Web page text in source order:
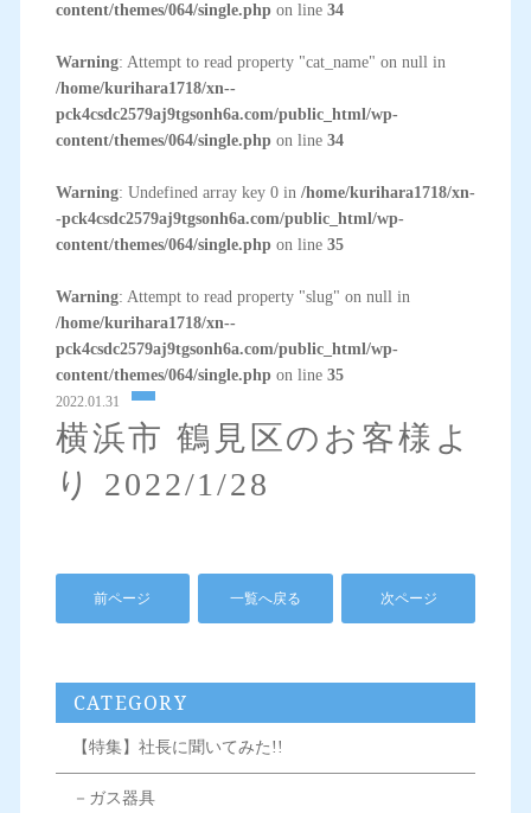
content/themes/064/single.phpon line 34
Warning: Attempt to read property "cat_name" on null in
/home/kurihara1718/xn--
pck4csdc2579aj9tgsonh6a.com/public_html/wp-
content/themes/064/single.phpon line 34
Warning: Undefined array key 0 in /home/kurihara1718/xn-
-pck4csdc2579aj9tgsonh6a.com/public_html/wp-
content/themes/064/single.phpon line 35
Warning: Attempt to read property "slug" on null in
/home/kurihara1718/xn--
pck4csdc2579aj9tgsonh6a.com/public_html/wp-
content/themes/064/single.phpon line 35
2022.01.31
横浜市 鶴見区のお客様よ
り 2022/1/28
前ページ 一覧へ戻る 次ページ
CATEGORY
【特集】社長に聞いてみた!!
－ガス器具